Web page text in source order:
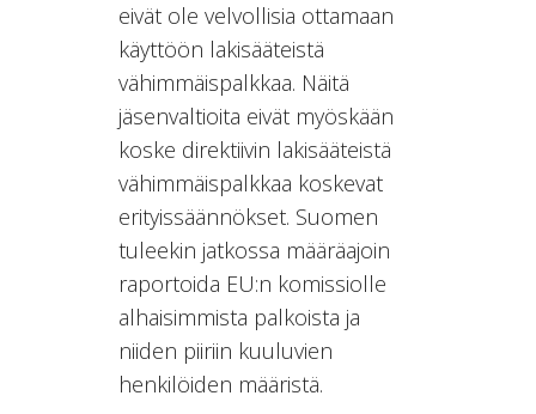
eivät ole velvollisia ottamaan
käyttöön lakisääteistä
vähimmäispalkkaa. Näitä
jäsenvaltioita eivät myöskään
koske direktiivin lakisääteistä
vähimmäispalkkaa koskevat
erityissäännökset. Suomen
tuleekin jatkossa määräajoin
raportoida EU:n komissiolle
alhaisimmista palkoista ja
niiden piiriin kuuluvien
henkilöiden määristä.